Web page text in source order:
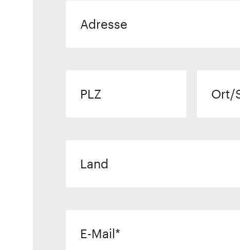
Adresse
PLZ Ort/
Land
E-Mail